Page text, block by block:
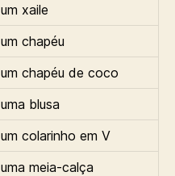
um xaile
um chapéu
um chapéu de coco
uma blusa
um colarinho em V
uma meia-calça